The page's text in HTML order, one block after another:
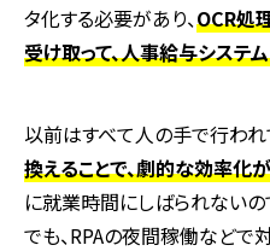
タ化する必要があり、OCR処
受け取って、人事給与システ
以前はすべて人の手で行わ
換えることで、劇的な効率化
に就業時間にしばられない
でも、RPAの夜間稼働などで